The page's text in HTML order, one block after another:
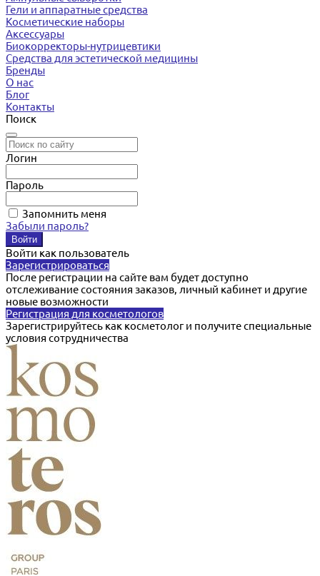
Гели и аппаратные средства
Косметические наборы
Аксессуары
Биокорректоры-нутрицевтики
Средства для эстетической медицины
Бренды
О нас
Блог
Контакты
Поиск
Логин
Пароль
Запомнить меня
Забыли пароль?
Войти как пользователь
Зарегистрироваться
После регистрации на сайте вам будет доступно
отслеживание состояния заказов, личный кабинет и другие
новые возможности
Регистрация для косметологов
Зарегистрируйтесь как косметолог и получите специальные
условия сотрудничества